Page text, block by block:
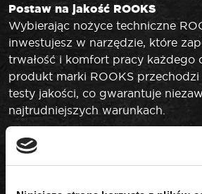
Postaw na jakość ROOKS
Wybierając nożyce techniczne
inwestujesz w narzędzie, które
trwałość i komfort pracy każdego
produkt marki ROOKS
testy jakości, co gwarantuje
najtrudniejszych warunkach.
DANE